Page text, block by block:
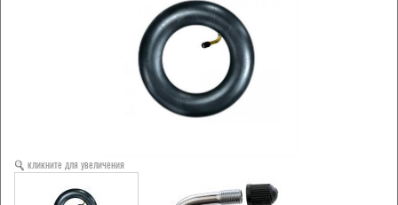
кликните для увеличения